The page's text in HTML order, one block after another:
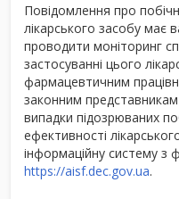
Повідомлення про
лікарського засобу має
проводити моніторинг
застосуванні цього
фармацевтичним
законним представникам
випадки підозрюваних
ефективності
інформаційну систему з
https://aisf.dec.gov.ua.